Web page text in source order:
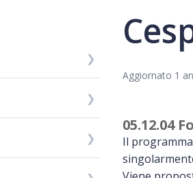
Aggiornato 1
05.12.04
Il